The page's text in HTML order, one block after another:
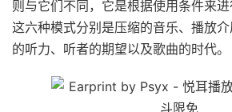
则与它们不同，它是根据使用条件来进
这六种模式分别是压缩的音乐、播放
的听力、听者的期望以及歌曲的时代。